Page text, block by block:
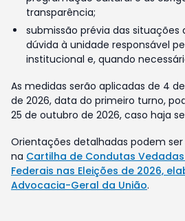
transparência;
submissão prévia das situações
dúvida à unidade responsável
institucional e, quando
As medidas serão aplicadas de 4
de 2026, data do primeiro turno,
25 de outubro de 2026, caso haja
Orientações detalhadas podem
na Cartilha de Condutas
Federais nas Eleições de 2026,
Advocacia-Geral da União.